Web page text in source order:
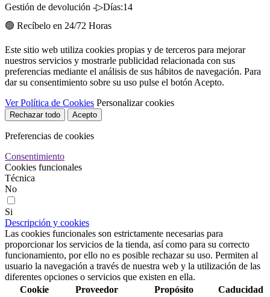
Gestión de devolución -▷Días:14
🟢 Recíbelo en 24/72 Horas
Este sitio web utiliza cookies propias y de terceros para mejorar
nuestros servicios y mostrarle publicidad relacionada con sus
preferencias mediante el análisis de sus hábitos de navegación. Para
dar su consentimiento sobre su uso pulse el botón Acepto.
Ver Política de Cookies Personalizar cookies
Rechazar todo Acepto
Preferencias de cookies
Consentimiento
Cookies funcionales
Técnica
No
Si
Descripción y cookies
Las cookies funcionales son estrictamente necesarias para
proporcionar los servicios de la tienda, así como para su correcto
funcionamiento, por ello no es posible rechazar su uso. Permiten al
usuario la navegación a través de nuestra web y la utilización de las
diferentes opciones o servicios que existen en ella.
Cookie
Proveedor Propósito Caducidad